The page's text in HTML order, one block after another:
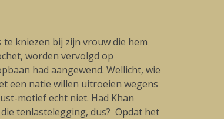
kniezen bij zijn vrouw die hem
worden vervolgd op
had aangewend. Wellicht, wie
een natie willen uitroeien wegens
motief echt niet. Had Khan
tenlastelegging, dus? Opdat het